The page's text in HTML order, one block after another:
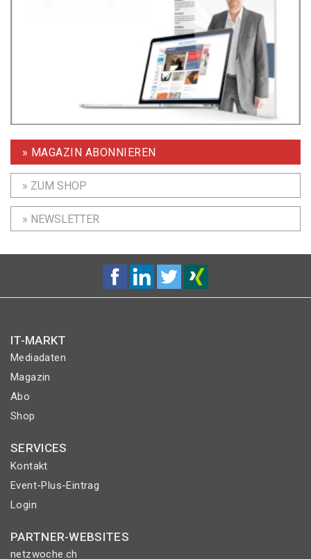
» MAGAZIN ABONNIEREN
» ZUM SHOP
» NEWSLETTER
IT-MARKT
Mediadaten
Magazin
Abo
Shop
SERVICES
Kontakt
Event-Plus-Eintrag
Login
PARTNER-WEBSITES
netzwoche.ch